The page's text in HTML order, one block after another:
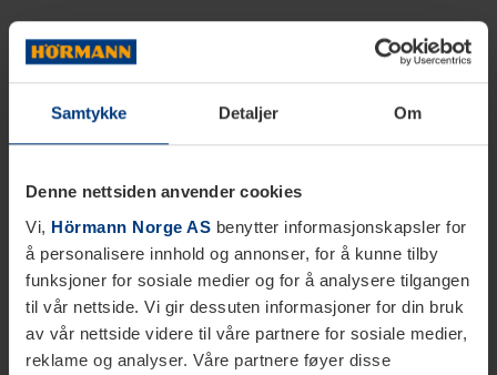
Samtykke Detaljer Om
Denne nettsiden anvender cookies
Vi, Hörmann Norge AS benytter informasjonskapsler for
å personalisere innhold og annonser, for å kunne tilby
funksjoner for sosiale medier og for å analysere tilgangen
til vår nettside. Vi gir dessuten informasjoner for din bruk
av vår nettside videre til våre partnere for sosiale medier,
reklame og analyser. Våre partnere føyer disse